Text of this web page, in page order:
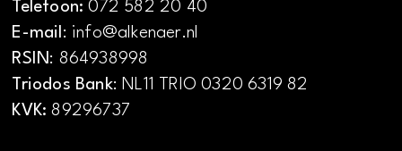
Telefoon:072 582 20 40
E-mail: info@alkenaer.nl
RSIN: 864938998
Triodos Bank: NL11 TRIO 0320 6319 82
KVK: 89296737